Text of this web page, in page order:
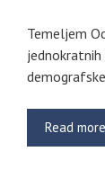
Temeljem
Read more